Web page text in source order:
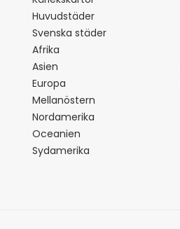
Huvudstäder
Svenska städer
Afrika
Asien
Europa
Mellanöstern
Nordamerika
Oceanien
Sydamerika